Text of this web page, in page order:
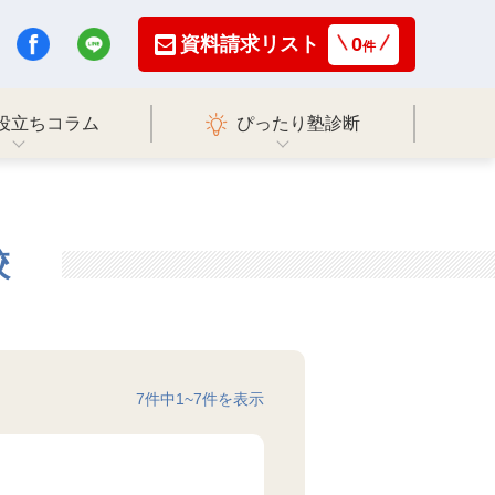
資料請求リスト 0件
立ちコラム ぴったり塾診断
7件中1~7件を表示